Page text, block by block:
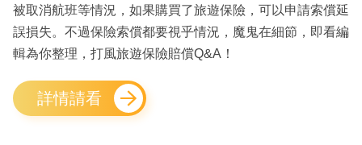
被取消航班等情況，如果購買了旅遊保險，可以申請索償延
誤損失。不過保險索償都要視乎情況，魔鬼在細節，即看編
輯為你整理，打風旅遊保險賠償Q&A！
詳情請看